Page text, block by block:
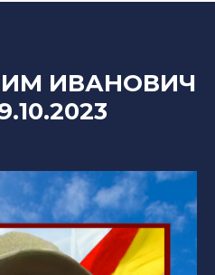
ИВАНОВИЧ
10.2023